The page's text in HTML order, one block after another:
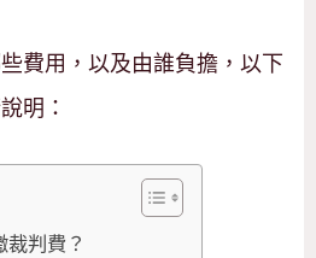
費用，以及由誰負擔，以下
明：
判費？